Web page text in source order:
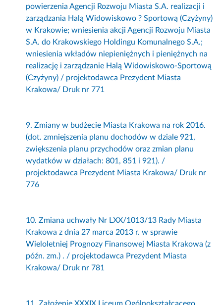
powierzenia Agencji Rozwoju Miasta S.A. realizacji i
zarządzania Halą Widowiskowo ? Sportową (Czyżyny)
w Krakowie; wniesienia akcji Agencji Rozwoju Miasta
S.A. do Krakowskiego Holdingu Komunalnego S.A.;
wniesienia wkładów niepieniężnych i pieniężnych na
realizację i zarządzanie Halą Widowiskowo-Sportową
(Czyżyny) / projektodawca Prezydent Miasta
Krakowa/ Druk nr 771
9. Zmiany w budżecie Miasta Krakowa na rok 2016.
(dot. zmniejszenia planu dochodów w dziale 921,
zwiększenia planu przychodów oraz zmian planu
wydatków w działach: 801, 851 i 921). /
projektodawca Prezydent Miasta Krakowa/ Druk nr
776
10. Zmiana uchwały Nr LXX/1013/13 Rady Miasta
Krakowa z dnia 27 marca 2013 r. w sprawie
Wieloletniej Prognozy Finansowej Miasta Krakowa (z
późn. zm.) . / projektodawca Prezydent Miasta
Krakowa/ Druk nr 781